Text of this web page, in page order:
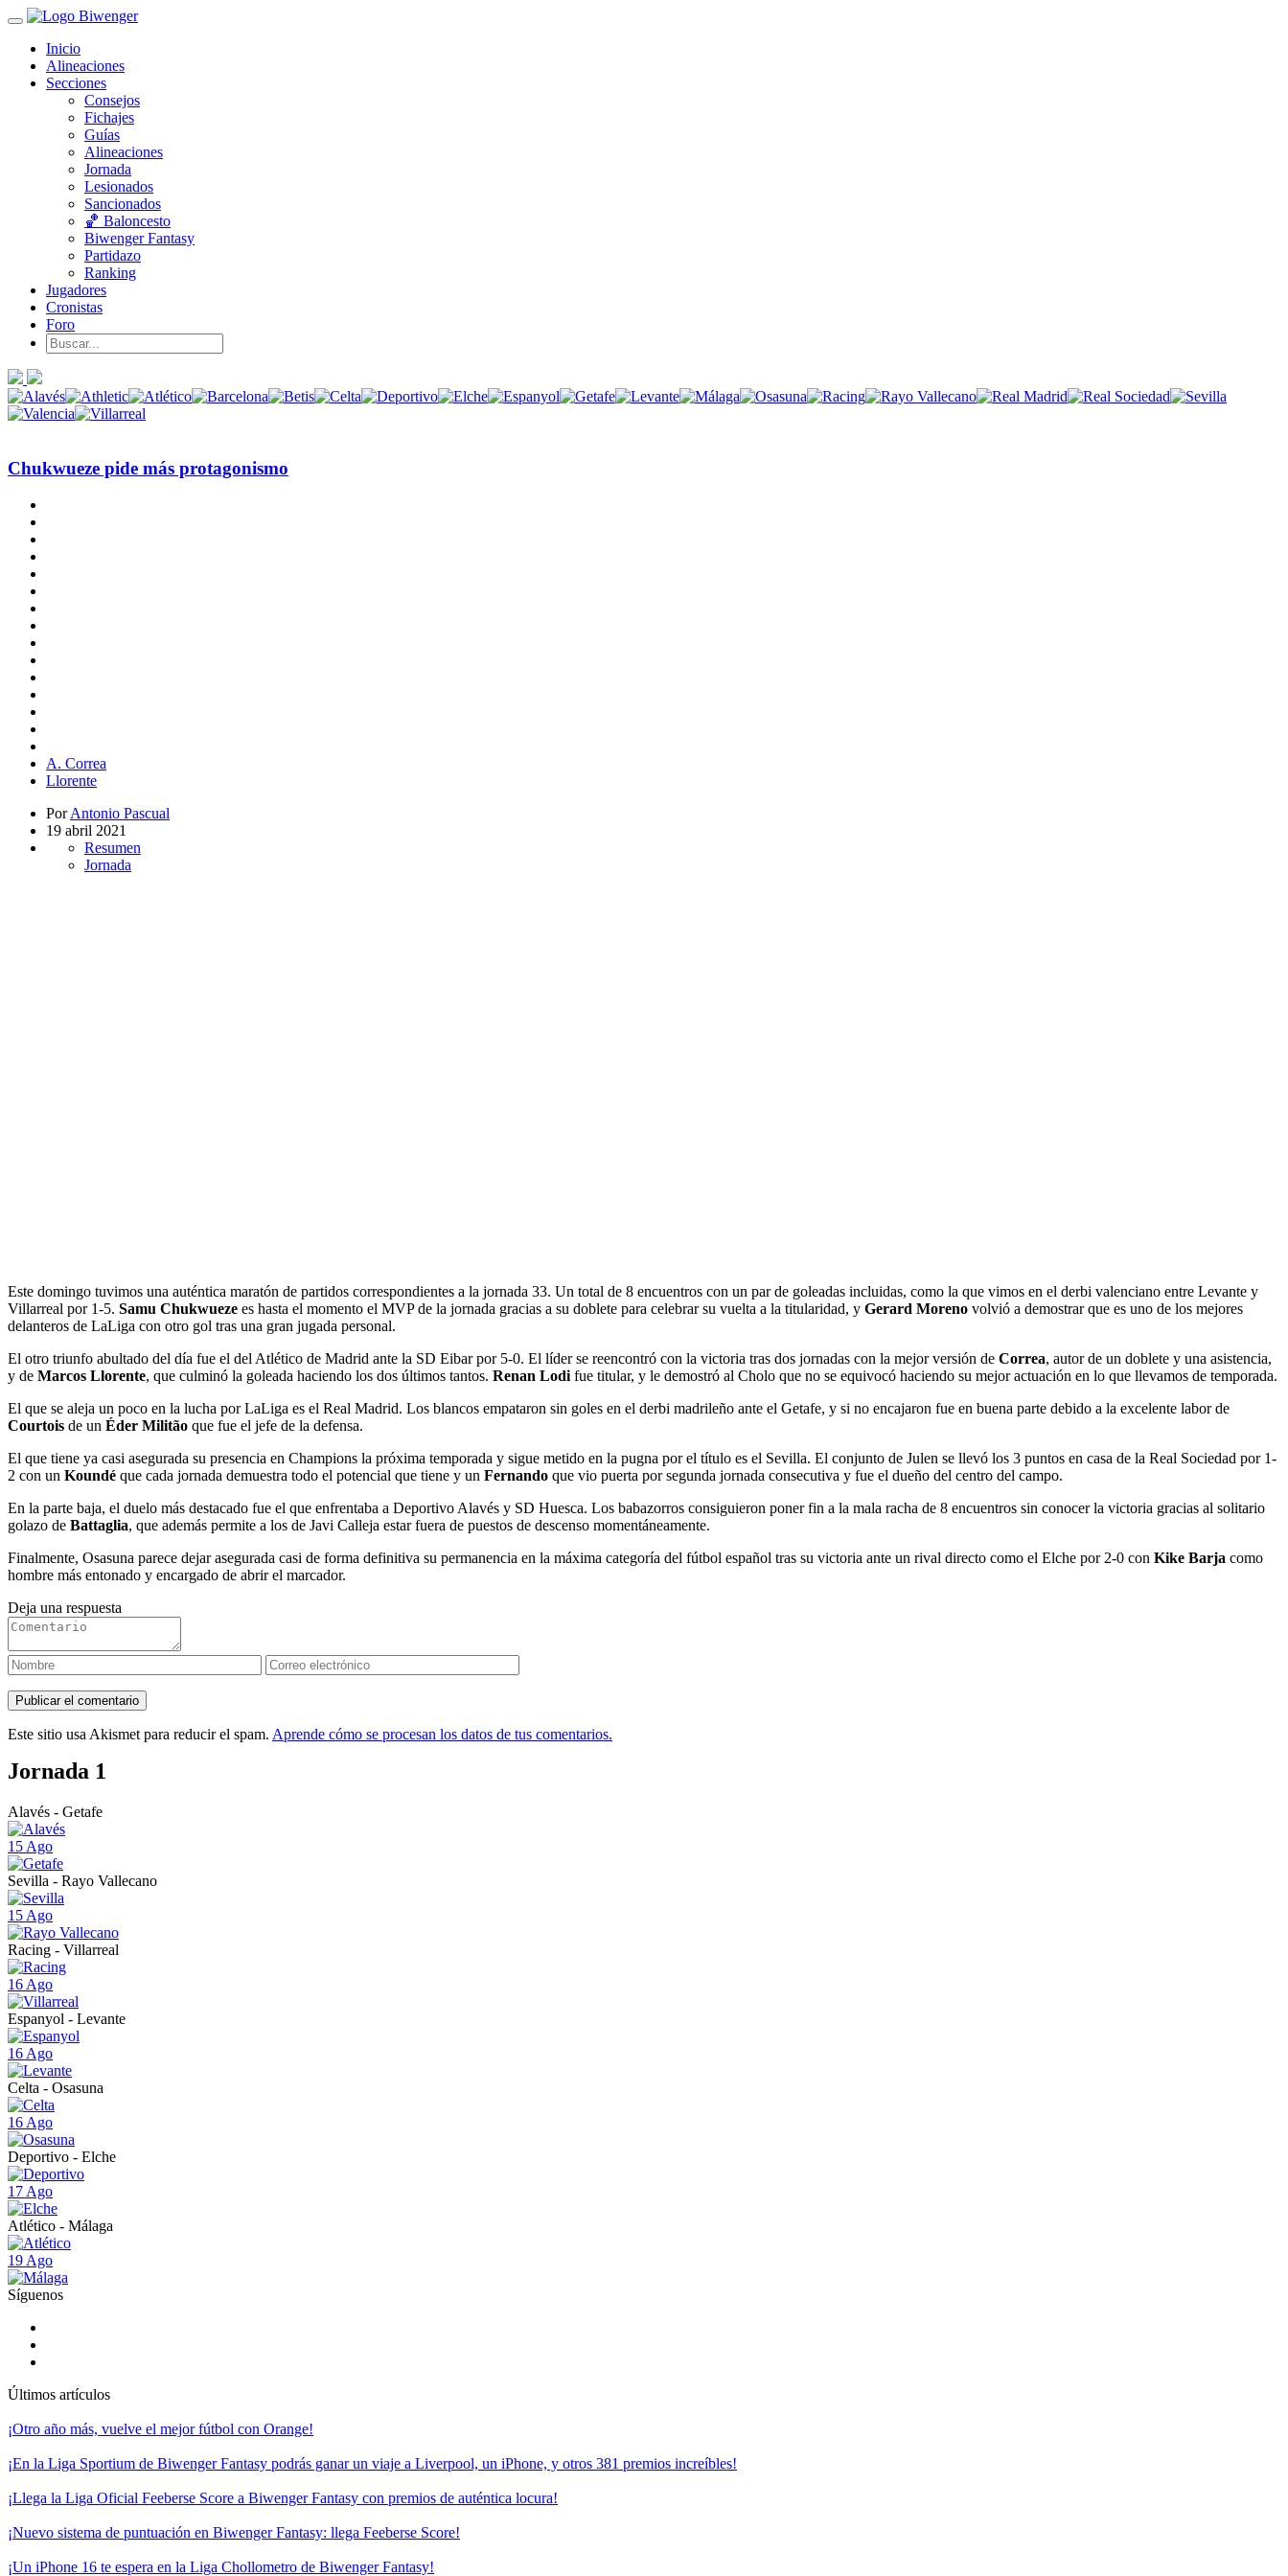
Inicio
Alineaciones
Secciones
Consejos
Fichajes
Guías
Alineaciones
Jornada
Lesionados
Sancionados
🏀 Baloncesto
Biwenger Fantasy
Partidazo
Ranking
Jugadores
Cronistas
Foro
Chukwueze pide más protagonismo
A. Correa
Llorente
PorAntonio Pascual
19 abril 2021
Resumen
Jornada
Este domingo tuvimos una auténtica maratón de partidos correspondientes a la jornada 33. Un total de 8 encuentros con un par de goleadas incluidas, como la que vimos en el derbi valenciano entre Levante y
Villarreal por 1-5. Samu Chukwueze es hasta el momento el MVP de la jornada gracias a su doblete para celebrar su vuelta a la titularidad, y Gerard Moreno volvió a demostrar que es uno de los mejores
delanteros de LaLiga con otro gol tras una gran jugada personal.
El otro triunfo abultado del día fue el del Atlético de Madrid ante la SD Eibar por 5-0. El líder se reencontró con la victoria tras dos jornadas con la mejor versión de Correa, autor de un doblete y una asistencia,
y de Marcos Llorente, que culminó la goleada haciendo los dos últimos tantos. Renan Lodifue titular, y le demostró al Cholo que no se equivocó haciendo su mejor actuación en lo que llevamos de temporada.
El que se aleja un poco en la lucha por LaLiga es el Real Madrid. Los blancos empataron sin goles en el derbi madrileño ante el Getafe, y si no encajaron fue en buena parte debido a la excelente labor de
Courtois de un Éder Militão que fue el jefe de la defensa.
El que tiene ya casi asegurada su presencia en Champions la próxima temporada y sigue metido en la pugna por el título es el Sevilla. El conjunto de Julen se llevó los 3 puntos en casa de la Real Sociedad por 1-
2 con un Koundé que cada jornada demuestra todo el potencial que tiene y un Fernando que vio puerta por segunda jornada consecutiva y fue el dueño del centro del campo.
En la parte baja, el duelo más destacado fue el que enfrentaba a Deportivo Alavés y SD Huesca. Los babazorros consiguieron poner fin a la mala racha de 8 encuentros sin conocer la victoria gracias al solitario
golazo de Battaglia, que además permite a los de Javi Calleja estar fuera de puestos de descenso momentáneamente.
Finalmente, Osasuna parece dejar asegurada casi de forma definitiva su permanencia en la máxima categoría del fútbol español tras su victoria ante un rival directo como el Elche por 2-0 con Kike Barja como
hombre más entonado y encargado de abrir el marcador.
Deja una respuesta
Este sitio usa Akismet para reducir el spam. Aprende cómo se procesan los datos de tus comentarios.
Jornada 1
Alavés - Getafe
15 Ago
Sevilla - Rayo Vallecano
15 Ago
Racing - Villarreal
16 Ago
Espanyol - Levante
16 Ago
Celta - Osasuna
16 Ago
Deportivo - Elche
17 Ago
Atlético - Málaga
19 Ago
Síguenos
Últimos artículos
¡Otro año más, vuelve el mejor fútbol con Orange!
¡En la Liga Sportium de Biwenger Fantasy podrás ganar un viaje a Liverpool, un iPhone, y otros 381 premios increíbles!
¡Llega la Liga Oficial Feeberse Score a Biwenger Fantasy con premios de auténtica locura!
¡Nuevo sistema de puntuación en Biwenger Fantasy: llega Feeberse Score!
¡Un iPhone 16 te espera en la Liga Chollometro de Biwenger Fantasy!